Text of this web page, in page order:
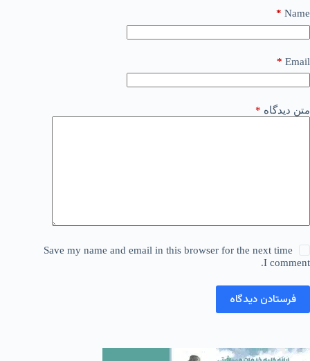
Name
*
Email
*
متن دیدگاه *
Save my name and email in this browser for the next time
I comment.
فرستادن دیدگاه